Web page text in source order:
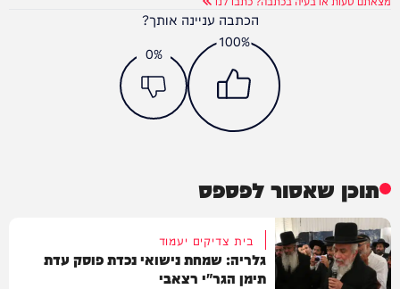
הכתבה עניינה אותך?
100%
0%
תוכן שאסור לפספס
בית צדיקים יעמוד
גלריה: שמחת נישואי נכדת פוסק עדת
תימן הגר"י רצאבי